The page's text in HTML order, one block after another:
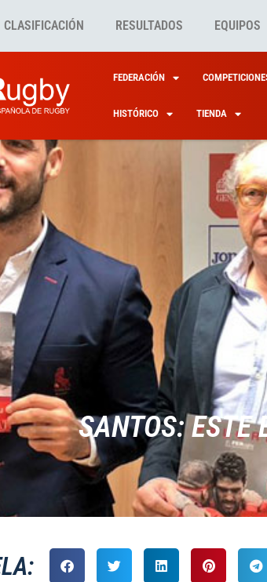
CLASIFICACIÓN RESULTADOS EQUIPOS
FEDERACIÓN
HISTÓRICO TIENDA
SANTOS: ESTE